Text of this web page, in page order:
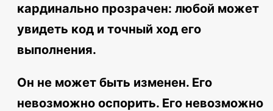
кардинально прозрачен: любой может
увидеть код и точный ход его
выполнения.
Он не может быть изменен. Его
невозможно оспорить. Его невозможно